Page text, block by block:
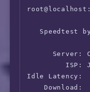
Speedtest
Server:
ISP:
Idle Latency: